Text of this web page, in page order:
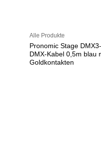
Alle Produkte
Pronomic Stage
DMX-Kabel 0,5m blau
Goldkontakten